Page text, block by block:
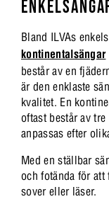
Bland ILVAs
kontinentalsängar
består av en
är den enklaste
kvalitet. En
oftast består av
anpassas efter
Med en ställbar
och fotända för
sover eller läser.